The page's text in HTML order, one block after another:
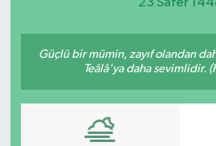
23 Safer
Güçlü bir mümin, zayıf olandan
Teâlâ'ya daha sevimlidir.